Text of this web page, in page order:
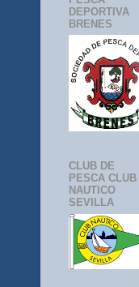
DEPORTIVA
BRENES
CLUB DE
PESCA CLUB
NAUTICO
SEVILLA